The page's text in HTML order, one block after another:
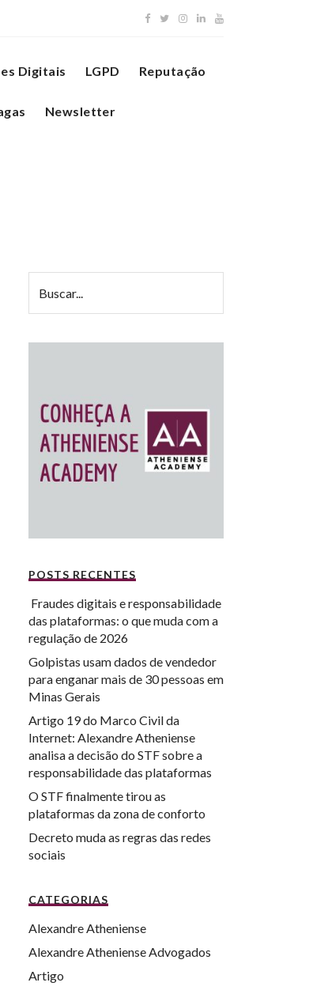
Digitais LGPD Reputação
Newsletter
POSTS RECENTES
Fraudes digitais e responsabilidade
das plataformas: o que muda com a
regulação de 2026
Golpistas usam dados de vendedor
para enganar mais de 30 pessoas em
Minas Gerais
Artigo 19 do Marco Civil da
Internet: Alexandre Atheniense
analisa a decisão do STF sobre a
responsabilidade das plataformas
O STF finalmente tirou as
plataformas da zona de conforto
Decreto muda as regras das redes
sociais
CATEGORIAS
Alexandre Atheniense
Alexandre Atheniense Advogados
Artigo